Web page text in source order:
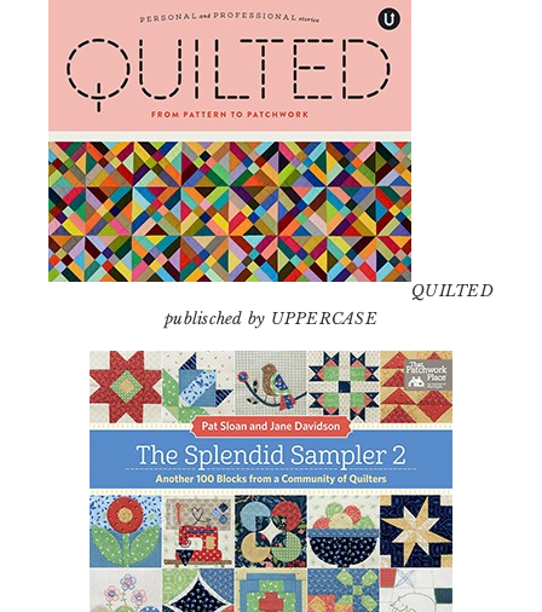
QUILTED
publisched by UPPERCASE